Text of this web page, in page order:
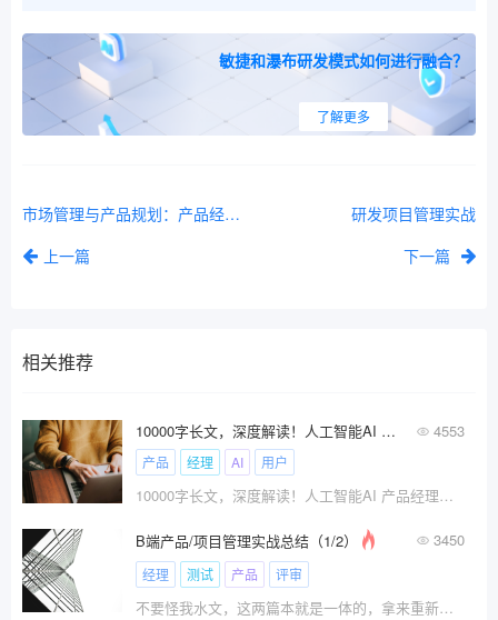
敏捷和瀑布研发模式如何进行融合？
了解更多
市场管理与产品规划：产品经理方法论
上一篇
研发项目管理实战
下一篇
相关推荐
10000字长文，深度解读！人工智能AI 产品经理与传统产品经理工作到底有什么不同？ 4553
产品 经理 AI 用户
10000字长文，深度解读！人工智能AI 产品经理与传统产品经理工作到底有什么不同？
B端产品/项目管理实战总结（1/2） 3450
经理 测试 产品 评审
不要怪我水文，这两篇本就是一体的，拿来重新发一遍。内容概述：\x0d\x0a1、企业产品项目类型\x0d\x0a2、企业产品项目生命周期划分